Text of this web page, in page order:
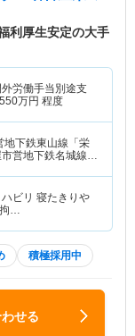
利厚生安定の大手
労働手当別途支
550万円 程度
地下鉄東山線「栄
営地下鉄名城線
ビリ 寝たきりや
拘…
積極採用中
せる